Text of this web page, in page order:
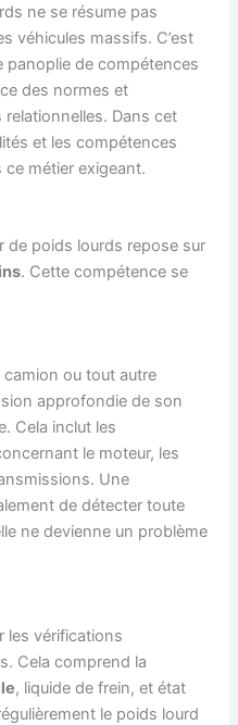
ne se résume pas
véhicules massifs. C’est
panoplie de compétences
des normes et
relationnelles. Dans cet
et les compétences
métier exigeant.
de poids lourds repose sur
. Cette compétence se
ou tout autre
approfondie de son
Cela inclut les
le moteur, les
Une
de détecter toute
ne devienne un problème
les vérifications
Cela comprend la
, liquide de frein, et état
le poids lourd